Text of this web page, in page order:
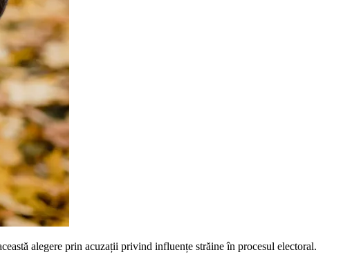
alegere prin acuzații privind influențe străine în procesul electoral.